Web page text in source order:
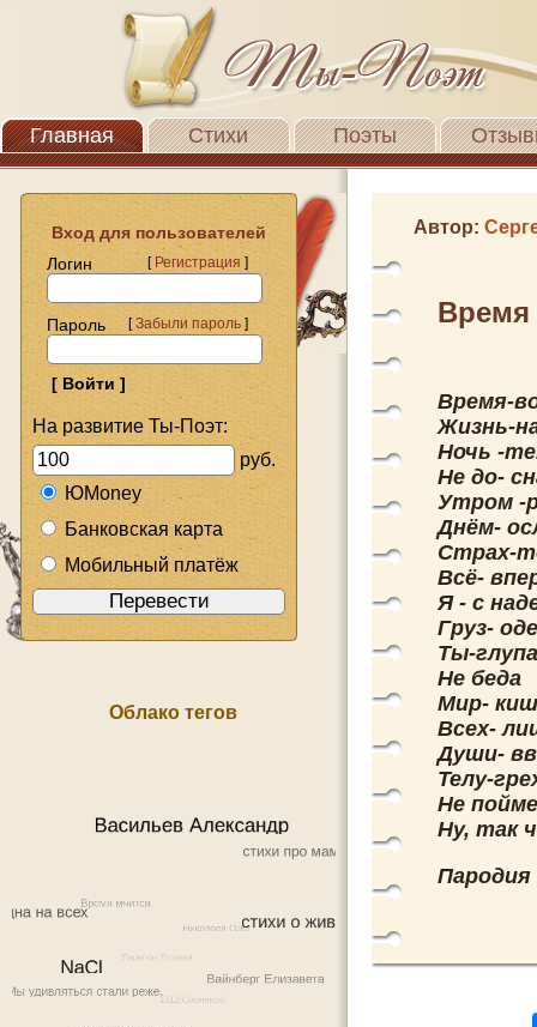
Главная Стихи Поэты
Вход для пользователей
Логин
[Регистрация]
Пароль [Забыли пароль]
На развитие Ты-Поэт:
руб.
ЮMoney
Банковская карта
Мобильный платёж
Облако тегов
Автор:
Время
Время-
Жизнь-
Ночь -
Не до-
Утром -
Днём-
Страх-
Всё-
Я - с
Груз-
Ты-глупа
Не беда
Мир-
Всех-
Души-
Телу-
Не
Ну, так
Пародия